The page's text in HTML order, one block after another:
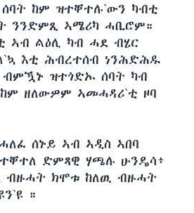
ከም ዝተቐተሉ`ውን ካብቲ
ንንድምጺ ኣሜሪካ ሓቢሮም።
ኣብ ልዕሊ ካብ ሓደ ብሄር
እቲ ሕብረተሰብ ነንሕድሕዱ
ብምዃኑ ዝተጎድኡ ሰባት ካብ
ከም ዘለውዎም ኣመሓዳሪ`ቲ ዞባ
ሰኑይ ኣብ ኣዲስ ኣበባ
ድምጻዊ ሃጫሉ ሁንዴሳ፥
ብዙሓት ክሞቱ ከለዉ ብዙሓት
።